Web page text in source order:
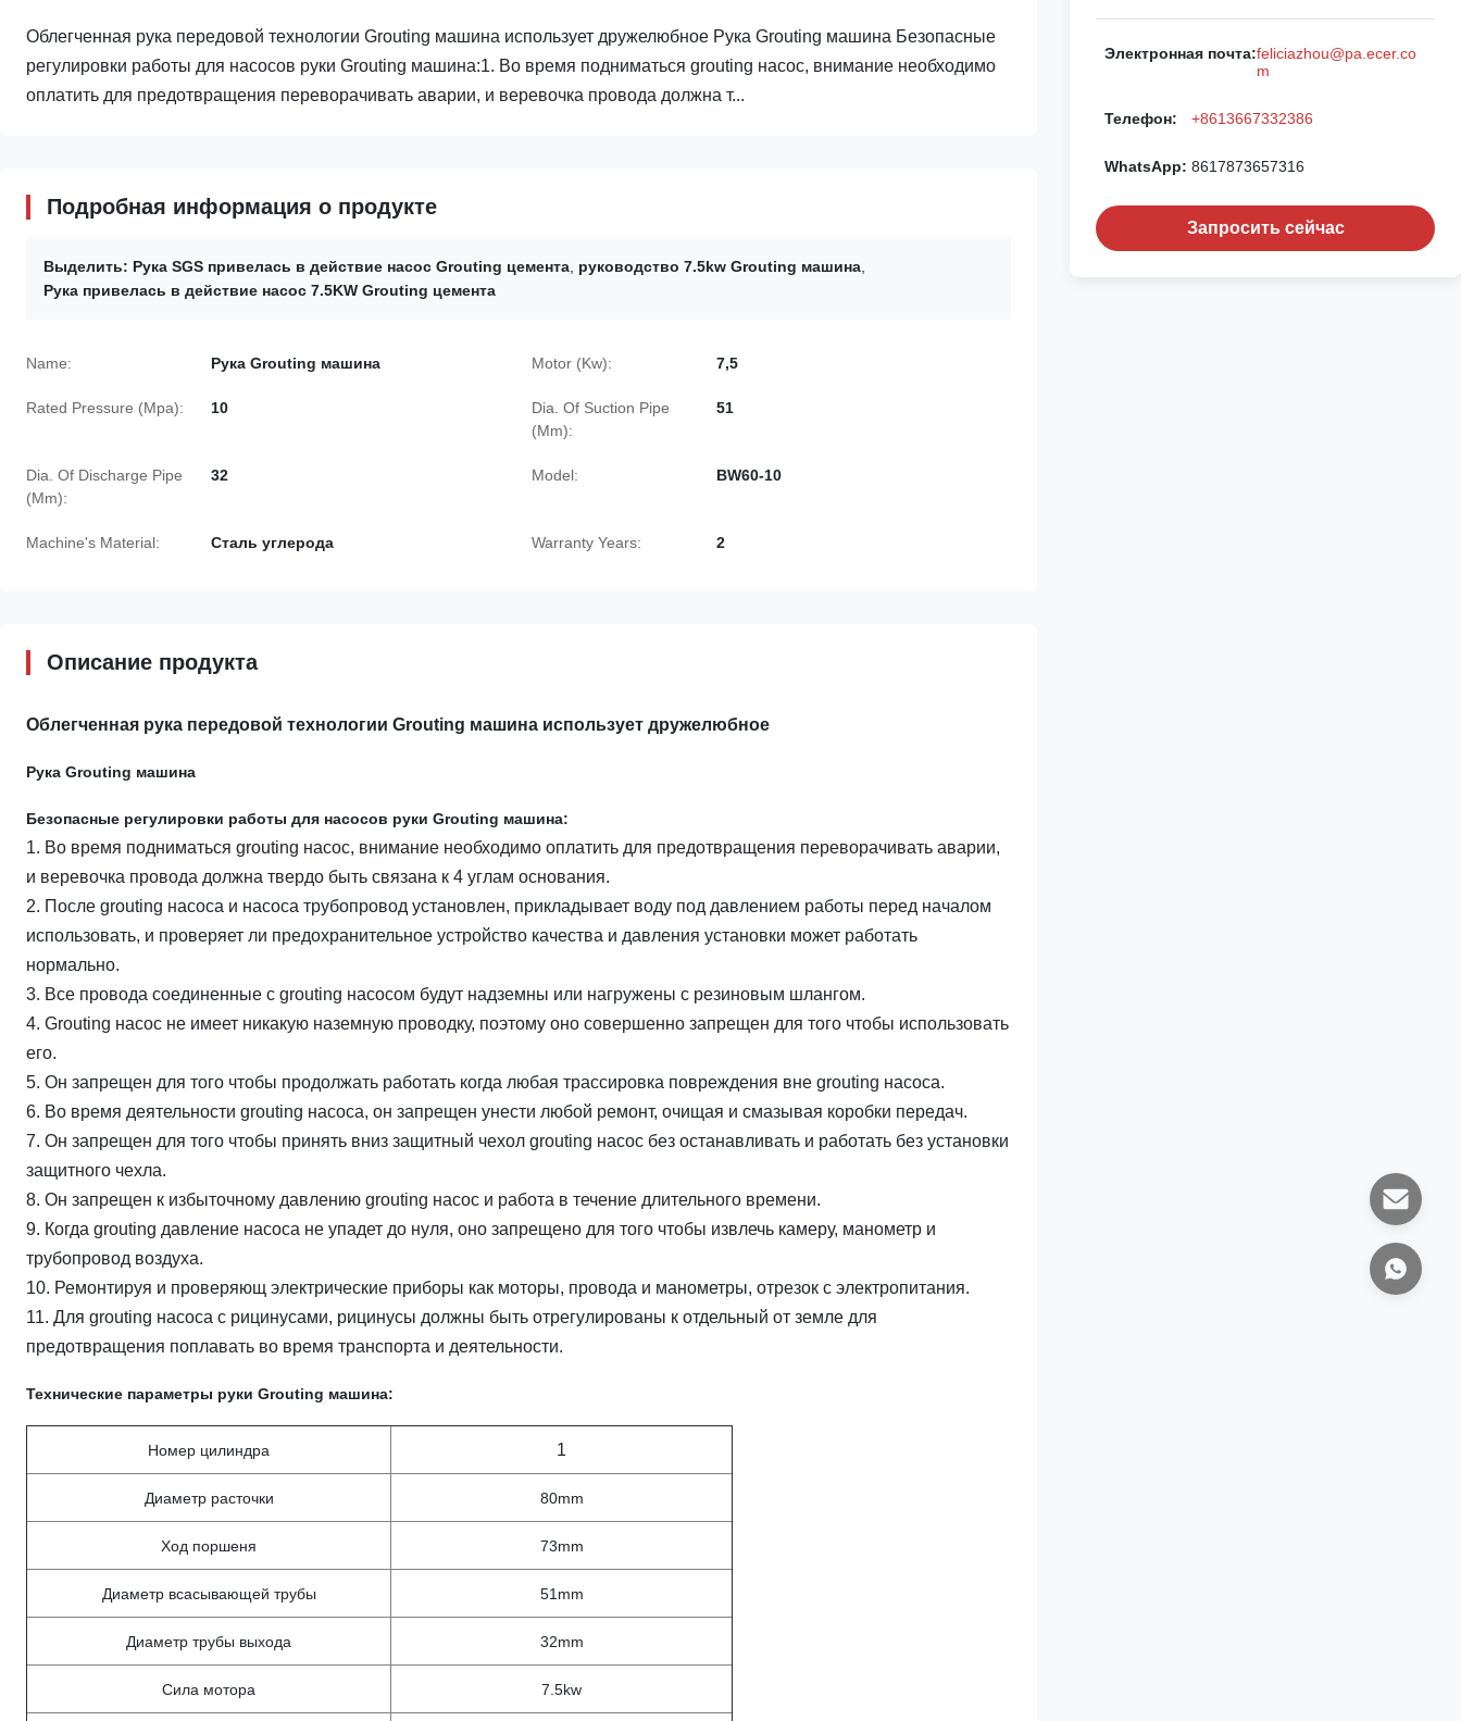
Облегченная рука передовой технологии Grouting машина использует дружелюбное Рука Grouting машина Безопасные
регулировки работы для насосов руки Grouting машина:1. Во время подниматься grouting насос, внимание необходимо
оплатить для предотвращения переворачивать аварии, и веревочка провода должна т...
Подробная информация о продукте
Выделить: Рука SGS привелась в действие насос Grouting цемента руководство 7.5kw Grouting машина
Рука привелась в действие насос 7.5KW Grouting цемента
Name: Рука Grouting машина Motor (Kw): 7,5
Rated Pressure (Mpa): 10
Dia. Of Suction Pipe
(Mm):
51
Dia. Of Discharge Pipe
(Mm):
32 Model: BW60-10
Machine's Material: Сталь углерода Warranty Years: 2
Описание продукта
Облегченная рука передовой технологии Grouting машина использует дружелюбное
Рука Grouting машина
Безопасные регулировки работы для насосов руки Grouting машина:
1. Во время подниматься grouting насос, внимание необходимо оплатить для предотвращения переворачивать аварии,
и веревочка провода должна твердо быть связана к 4 углам основания.
2. После grouting насоса и насоса трубопровод установлен, прикладывает воду под давлением работы перед началом
использовать, и проверяет ли предохранительное устройство качества и давления установки может работать
нормально.
3. Все провода соединенные с grouting насосом будут надземны или нагружены с резиновым шлангом.
4. Grouting насос не имеет никакую наземную проводку, поэтому оно совершенно запрещен для того чтобы использовать
его.
5. Он запрещен для того чтобы продолжать работать когда любая трассировка повреждения вне grouting насоса.
6. Во время деятельности grouting насоса, он запрещен унести любой ремонт, очищая и смазывая коробки передач.
7. Он запрещен для того чтобы принять вниз защитный чехол grouting насос без останавливать и работать без установки
защитного чехла.
8. Он запрещен к избыточному давлению grouting насос и работа в течение длительного времени.
9. Когда grouting давление насоса не упадет до нуля, оно запрещено для того чтобы извлечь камеру, манометр и
трубопровод воздуха.
10. Ремонтируя и проверяющ электрические приборы как моторы, провода и манометры, отрезок с электропитания.
11. Для grouting насоса с рицинусами, рицинусы должны быть отрегулированы к отдельный от земле для
предотвращения поплавать во время транспорта и деятельности.
Технические параметры руки Grouting машина:
Номер цилиндра 1
Диаметр расточки 80mm
Ход поршеня 73mm
Диаметр всасывающей трубы 51mm
Диаметр трубы выхода 32mm
Сила мотора 7.5kw
Электронная почта:feliciazhou@pa.ecer.co
m
Телефон: +8613667332386
WhatsApp: 8617873657316
Запросить сейчас